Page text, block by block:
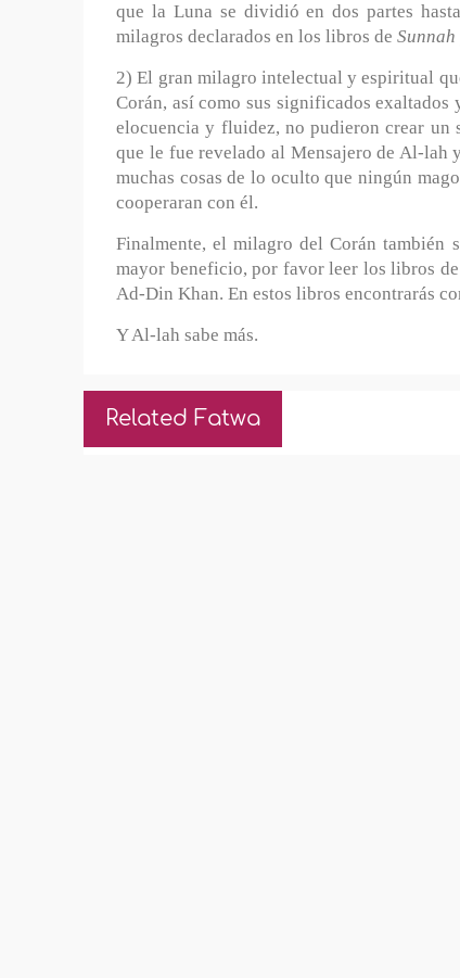
que la Luna se dividió en dos partes
milagros declarados en los libros deSunnah
2) El gran milagro intelectual y espiritual
Corán, así como sus significados exaltados
elocuencia y fluidez, no pudieron crear un
que le fue revelado al Mensajero de Al-lah
muchas cosas de lo oculto que ningún
cooperaran con él.
Finalmente, el milagro del Corán también
mayor beneficio, por favor leer los libros
Ad-Din Khan. En estos libros encontrarás
Y Al-lah sabe más.
Related Fatwa